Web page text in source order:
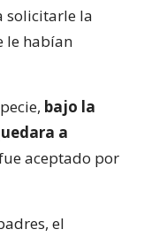
solicitarle la
le habían
bajo la
a
aceptado por
el